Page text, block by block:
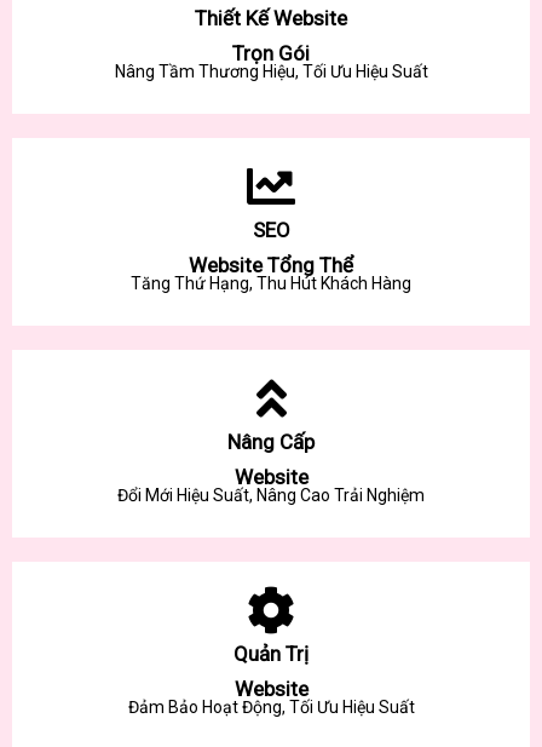
Thiết Kế Website
Trọn Gói
Nâng Tầm Thương Hiệu, Tối Ưu Hiệu Suất
SEO
Website Tổng Thể
Tăng Thứ Hạng, Thu Hút Khách Hàng
Nâng Cấp
Website
Đổi Mới Hiệu Suất, Nâng Cao Trải Nghiệm
Quản Trị
Website
Đảm Bảo Hoạt Động, Tối Ưu Hiệu Suất